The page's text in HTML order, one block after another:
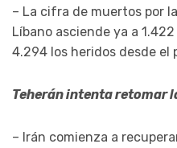
– La cifra de muertos por
Líbano asciende ya a
4.294 los heridos desde el
Teherán intenta retomar
– Irán comienza a